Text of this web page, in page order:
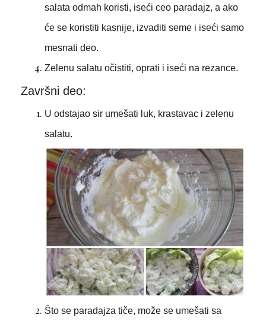
salata odmah koristi, iseći ceo paradajz, a ako
će se koristiti kasnije, izvaditi seme i iseći samo
mesnati deo.
Zelenu salatu očistiti, oprati i iseći na rezance.
Završni deo:
U odstajao sir umešati luk, krastavac i zelenu
salatu.
Što se paradajza tiče, može se umešati sa